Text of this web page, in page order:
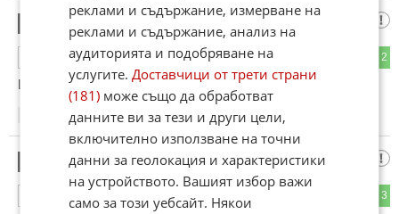
Тапред и назад
2
ОТГОВОР
Ще избяга ли Левски от кармата на Евро-идиото?
16.06.2026
сухата река
3
реклами и съдържание, измерване на
реклами и съдържание, анализ на
аудиторията и подобряване на
услугите.Доставчици от трети страни
(181) може също да обработват
данните ви за тези и други цели,
включително използване на точни
данни за геолокация и характеристики
на устройството. Вашият избор важи
само за този уебсайт. Някои